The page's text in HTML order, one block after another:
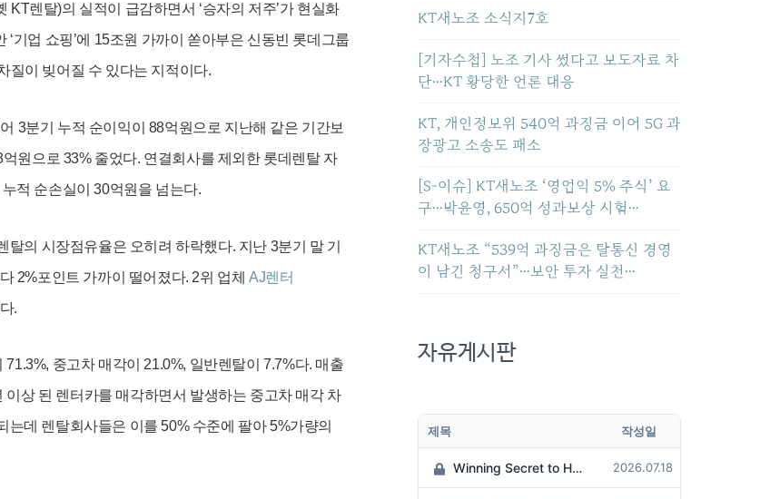
렌탈)의 실적이 급감하면서 ‘승자의 저주’가 현실화
기업 쇼핑’에 15조원 가까이 쏟아부은 신동빈 롯데그룹
질이 빚어질 수 있다는 지적이다.
3분기 누적 순이익이 88억원으로 지난해 같은 기간보
원으로 33% 줄었다. 연결회사를 제외한 롯데렌탈 자
적 순손실이 30억원을 넘는다.
의 시장점유율은 오히려 하락했다. 지난 3분기 말 기
2%포인트 가까이 떨어졌다. 2위 업체 AJ렌터
.
중고차 매각이 21.0%, 일반렌탈이 7.7%다. 매출
상 된 렌터카를 매각하면서 발생하는 중고차 매각 차
데 렌탈회사들은 이를 50% 수준에 팔아 5%가량의
KT새노조 소식지7호
[기자수첩] 노조 기사 썼다고 보도자료 차
단…KT 황당한 언론 대응
KT, 개인정보위 540억 과징금 이어 5G 과
장광고 소송도 패소
[S-이슈] KT새노조 ‘영업익 5% 주식’ 요
구…박윤영, 650억 성과보상 시험…
KT새노조 “539억 과징금은 탈통신 경영
이 남긴 청구서”…보안 투자 실천…
자유게시판
제목 작성일
Winning Secret to Hit the Jackpot! 2026.07.18